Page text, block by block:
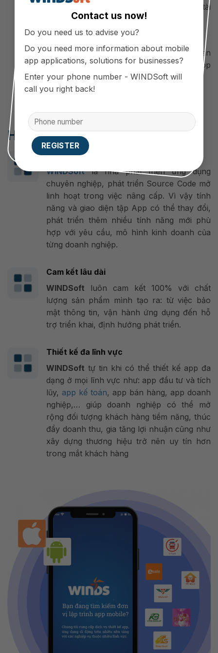
Contact us now!
Do you need us to advise you?
Do you need more information about mobile
app applications, solutions for businesses?
Enter your phone number - WINDSoft will
call you right back!
toàn với số vốn nhỏ và ít kiến thức về tài
chính.
Tận dụng tiền nhàn rỗi để sinh lời.
Quản lý thu nhập cá nhân hiệu quả, an
toàn nhờ các tính năng có sẵn của app
mà không cần mất quá nhiều công sức.
Hợp tác cùng WINDSoft
Tạo điểm khác biệt
WINDSoftlà nhà phát triển ứng dụng
chuyên nghiệp, phát triển Source Code mở
linh hoạt trong việc nâng cấp. Vì vậy tính
năng và giao diện tập App có thể thay đổi,
phát triển thêm nhiều tính năng mới phù
hợp với yêu cầu, mô hình kinh doanh của
từng doanh nghiệp.
Cam kết lâu dài
WINDSoft luôn cam kết 100% với chất
lượng sản phẩm mình tạo ra: từ việc bảo
mật thông tin, vận hành ứng dụng đến hỗ
trợ triển khai, định hướng phát triển.
Thiết kế đa lĩnh vực
WINDSoft tự tin khi có thể thiết kế app đa
dạng ở mọi lĩnh vực như: app đầu tư và tích
lũy, app kế toán, app bán hàng, app doanh
nghiệp,… giúp doanh nghiệp có thể mở
rộng đối tượng khách hàng tiềm năng, thúc
đẩy doanh thu, gia tăng lợi nhuận cũng như
xây dựng thương hiệu trở nên uy tín hơn
trong mắt khách hàng